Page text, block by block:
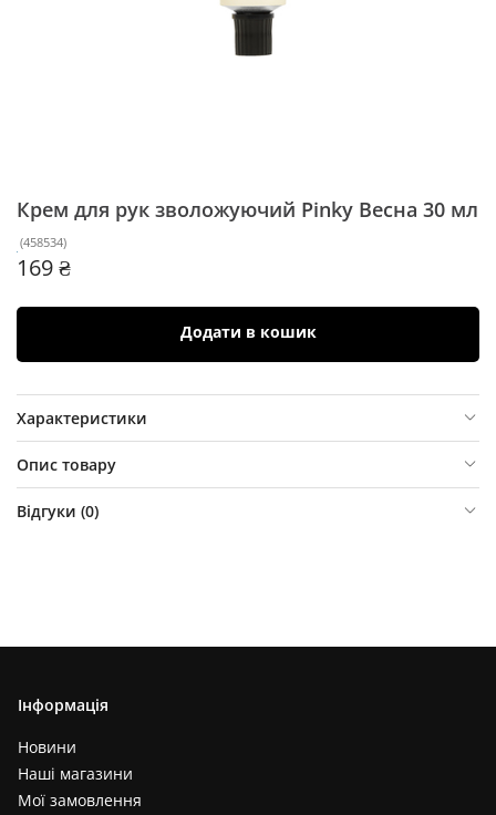
Крем для рук зволожуючий Pinky Весна 30 мл
(458534)
169 ₴
Додати в кошик
Характеристики
Опис товару
Відгуки (0)
Інформація
Новини
Наші магазини
Мої замовлення